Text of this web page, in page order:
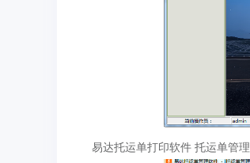
易达托运单打印软件 托运单管理